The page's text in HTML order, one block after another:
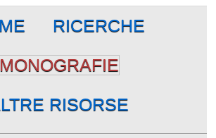
RICERCHE
MONOGRAFIE
RISORSE